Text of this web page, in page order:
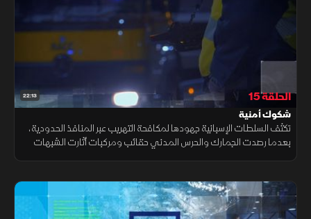
22:13 الحلقة 15
شكوك أمنية
تكثف السلطات الإسبانية جهودها لمكافحة التهريب عبر المنافذ الحدودية،
بعدما رصدت الجمارك والحرس المدني حقائب ومركبات أثارت الشبهات